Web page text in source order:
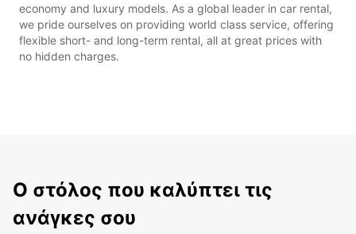
economy and luxury models. As a global leader in car rental,
we pride ourselves on providing world class service, offering
flexible short- and long-term rental, all at great prices with
no hidden charges.
Ο στόλος που καλύπτει τις
ανάγκες σου